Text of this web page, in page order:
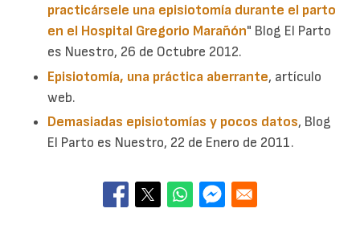
practicársele una episiotomía durante el parto
en el Hospital Gregorio Marañón" Blog El Parto
es Nuestro, 26 de Octubre 2012.
Episiotomía, una práctica aberrante, artículo
web.
Demasiadas episiotomías y pocos datos, Blog
El Parto es Nuestro, 22 de Enero de 2011.